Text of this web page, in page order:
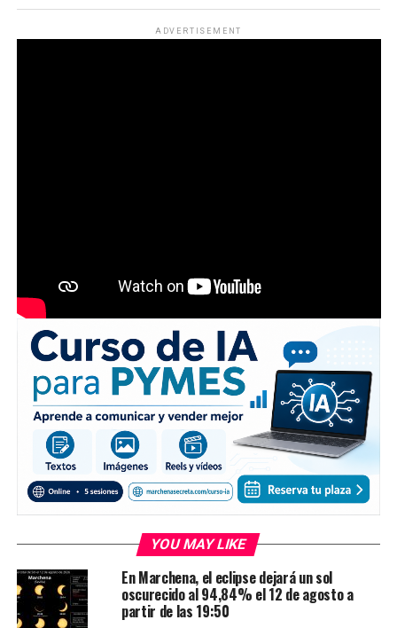
ADVERTISEMENT
YOU MAY LIKE
En Marchena, el eclipse dejará un sol
oscurecido al 94,84% el 12 de agosto a
partir de las 19:50